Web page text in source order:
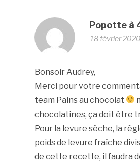
Popotte à
18 février
Bonsoir Audrey,
Merci pour votre
team Pains au chocolat
chocolatines, ça doit être
Pour la levure sèche, la
poids de levure fraîche
de cette recette, il faudra